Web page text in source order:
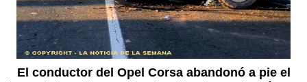
El conductor del Opel Corsa abandonó a pie el